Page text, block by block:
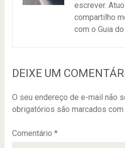
escrever.
compartilho
com o Guia
DEIXE UM
O seu endereço de e-mail não
obrigatórios são marcados com
Comentário *